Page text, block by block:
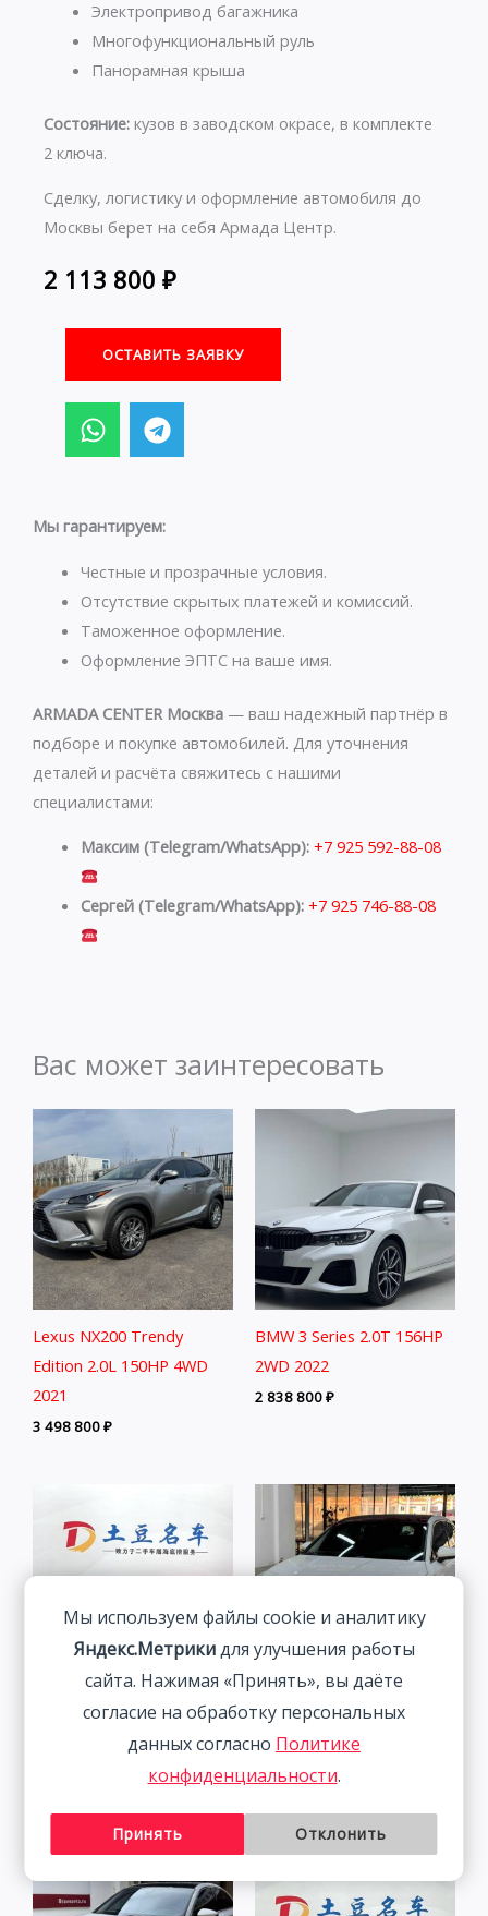
Электропривод багажника
Многофункциональный руль
Панорамная крыша
Состояние: кузов в заводском окрасе, в комплекте
2 ключа.
Сделку, логистику и оформление автомобиля до
Москвы берет на себя Армада Центр.
2 113 800 ₽
ОСТАВИТЬ ЗАЯВКУ
W
h
a
s
p
p
T
e
l
g
a
m
Мы гарантируем:
Честные и прозрачные условия.
Отсутствие скрытых платежей и комиссий.
Таможенное оформление.
Оформление ЭПТС на ваше имя.
ARMADA CENTER Москва — ваш надежный партнёр в
подборе и покупке автомобилей. Для уточнения
деталей и расчёта свяжитесь с нашими
специалистами:
Максим (Telegram/WhatsApp): +7 925 592-88-08
Сергей (Telegram/WhatsApp): +7 925 746-88-08
Вас может заинтересовать
Lexus NX200 Trendy
Edition 2.0L 150HP 4WD
2021
3 498 800₽
BMW 3 Series 2.0T 156HP
2WD 2022
2 838 800₽
BMW 320Li 2.0T 156HP
2WD 2022 | Ким.
Audi A3 1.4T 150HP 2WD
2022 | Белый | Арт.
CA4282
Мы используем файлы cookie и аналитику
Яндекс.Метрикидля улучшения работы
сайта. Нажимая «Принять», вы даёте
согласие на обработку персональных
данных согласно Политике
конфиденциальности.
Принять Отклонить